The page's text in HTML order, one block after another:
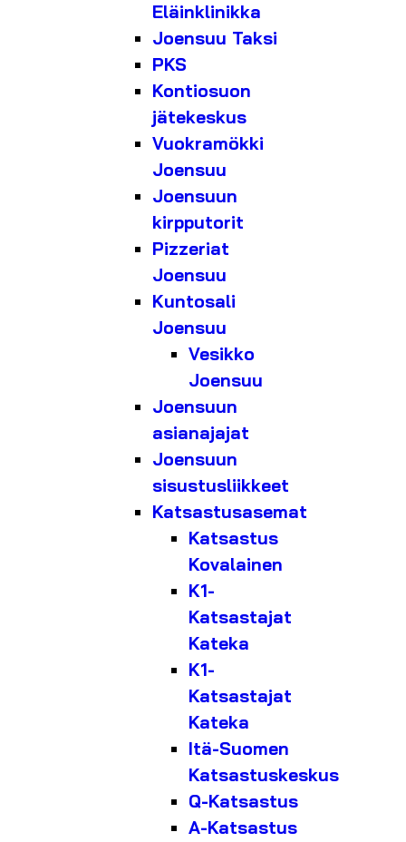
Eläinklinikka
Joensuu Taksi
PKS
Kontiosuon
jätekeskus
Vuokramökki
Joensuu
Joensuun
kirpputorit
Pizzeriat
Joensuu
Kuntosali
Joensuu
Vesikko
Joensuu
Joensuun
asianajajat
Joensuun
sisustusliikkeet
Katsastusasemat
Katsastus
Kovalainen
K1-
Katsastajat
Kateka
K1-
Katsastajat
Kateka
Itä-Suomen
Katsastuskeskus
Q-Katsastus
A-Katsastus